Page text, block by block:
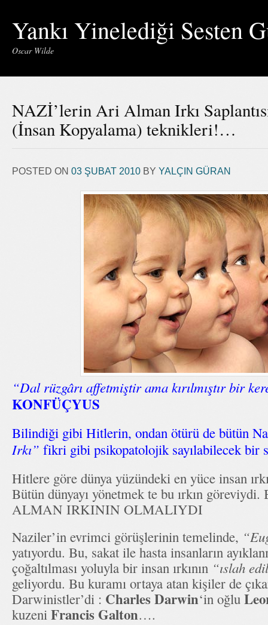
Yankı Yinelediği Sesten
Oscar Wilde
NAZİ’lerin Ari Alman Irkı
(İnsan Kopyalama) teknikleri!…
POSTED ON 03 ŞUBAT 2010 BY YALÇIN GÜRAN
“Dal rüzgârı affetmiştir ama kırılmıştır bir
KONFÜÇYUS
Bilindiği gibi Hitlerin, ondan ötürü de bütün
Irkı” fikri gibi psikopatolojik sayılabilecek bir
Hitlere göre dünya yüzündeki en yüce insan
Bütün dünyayı yönetmek te bu ırkın
ALMAN IRKININ OLMALIYDI
Naziler’in evrimci görüşlerinin temelinde,
yatıyordu. Bu, sakat ile hasta insanların
çoğaltılması yoluyla bir insan ırkının “ıslah
geliyordu. Bu kuramı ortaya atan kişiler de
Darwinistler’di : Charles Darwin‘in oğlu
kuzeni Francis Galton….